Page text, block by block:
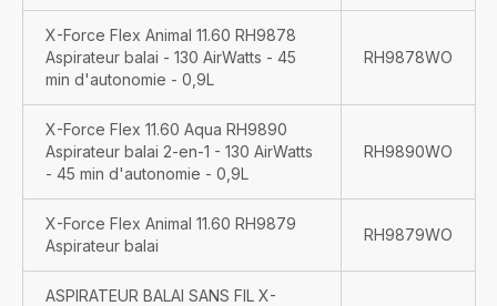
X-Force Flex Animal 11.60 RH9878
Aspirateur balai - 130 AirWatts - 45
min d'autonomie - 0,9L
RH9878WO
X-Force Flex 11.60 Aqua RH9890
Aspirateur balai 2-en-1 - 130 AirWatts
- 45 min d'autonomie - 0,9L
RH9890WO
X-Force Flex Animal 11.60 RH9879
Aspirateur balai
RH9879WO
ASPIRATEUR BALAI SANS FIL X-